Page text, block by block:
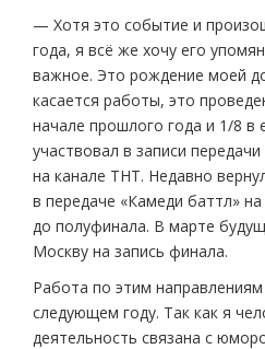
— Хотя это событие и
года, я всё же хочу его
важное. Это рождение моей
касается работы, это
начале прошлого года и 1/8 в
участвовал в записи
на канале ТНТ. Недавно
в передаче «Камеди баттл»
до полуфинала. В марте
Москву на запись финала.
Работа по этим
следующем году. Так как я
деятельность связана с